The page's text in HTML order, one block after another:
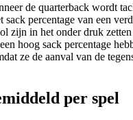
de quarterback wordt
percentage van een
zijn in het onder druk
hoog sack percentage
ze de aanval van de
per spel